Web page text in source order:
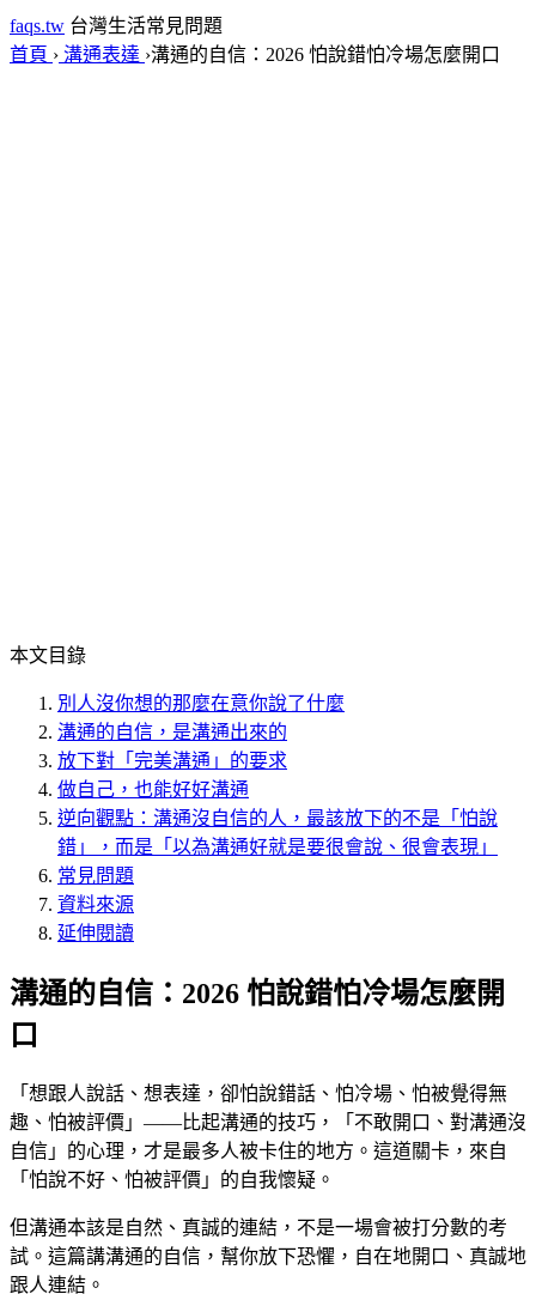
faqs.tw 台灣生活常見問題
首頁 › 溝通表達 ›溝通的自信：2026 怕說錯怕冷場怎麼開口
本文目錄
別人沒你想的那麼在意你說了什麼
溝通的自信，是溝通出來的
放下對「完美溝通」的要求
做自己，也能好好溝通
逆向觀點：溝通沒自信的人，最該放下的不是「怕說
錯」，而是「以為溝通好就是要很會說、很會表現」
常見問題
資料來源
延伸閱讀
溝通的自信：2026 怕說錯怕冷場怎麼開
口
「想跟人說話、想表達，卻怕說錯話、怕冷場、怕被覺得無
趣、怕被評價」——比起溝通的技巧，「不敢開口、對溝通沒
自信」的心理，才是最多人被卡住的地方。這道關卡，來自
「怕說不好、怕被評價」的自我懷疑。
但溝通本該是自然、真誠的連結，不是一場會被打分數的考
試。這篇講溝通的自信，幫你放下恐懼，自在地開口、真誠地
跟人連結。